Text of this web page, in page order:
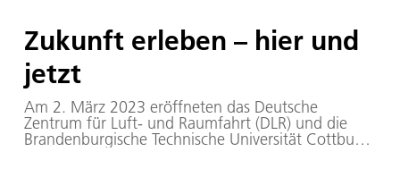
Zu­kunft er­le­ben – hier und
jetzt
Am 2. März 2023 eröffneten das Deutsche
Zentrum für Luft- und Raumfahrt (DLR) und die
Brandenburgische Technische Universität Cottbus-